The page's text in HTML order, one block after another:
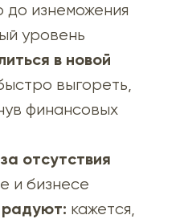
до изнеможения
уровень
в новой
выгореть,
финансовых
отсутствия
и бизнесе
кажется,